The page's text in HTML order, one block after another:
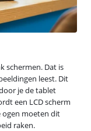
schermen. Dat is
leest. Dit
je de tablet
een LCD scherm
ogen moeten dit
raken.